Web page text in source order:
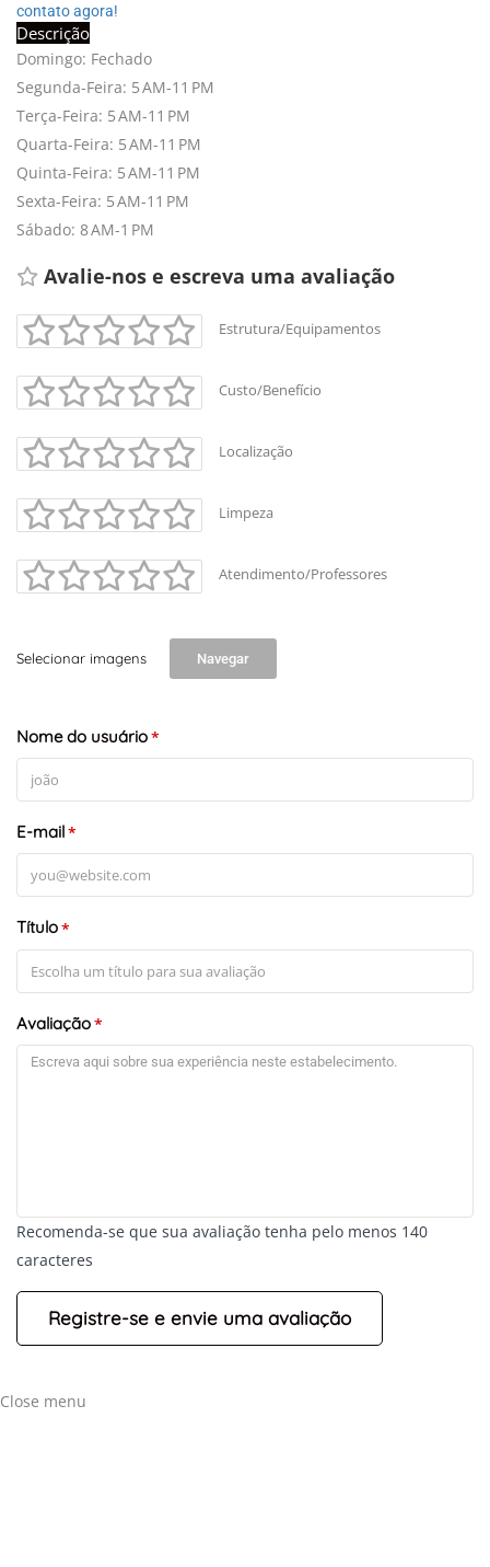
+-
Leaflet
contato agora!
Descrição
Domingo: Fechado
Segunda-Feira: 5 AM-11 PM
Terça-Feira: 5 AM-11 PM
Quarta-Feira: 5 AM-11 PM
Quinta-Feira: 5 AM-11 PM
Sexta-Feira: 5 AM-11 PM
Sábado: 8 AM-1 PM
Avalie-nos e escreva uma avaliação
Estrutura/Equipamentos
Custo/Benefício
Localização
Limpeza
Atendimento/Professores
Selecionar imagens Navegar
Nome do usuário*
E-mail*
Título*
Avaliação*
Recomenda-se que sua avaliação tenha pelo menos 140
caracteres
Close menu